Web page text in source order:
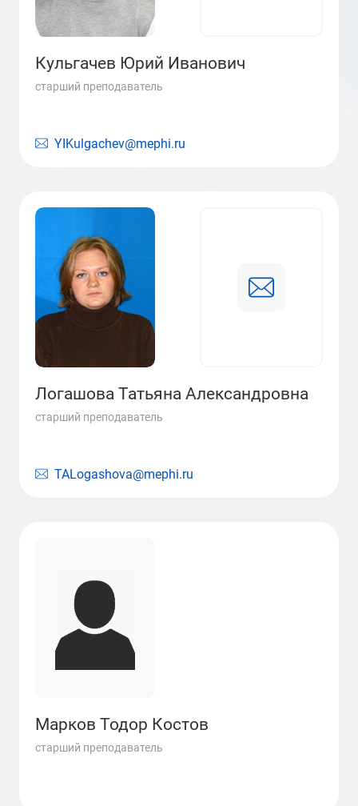
Кульгачев Юрий Иванович
старший преподаватель
YIKulgachev@mephi.ru
Логашова Татьяна Александровна
старший преподаватель
TALogashova@mephi.ru
Марков Тодор Костов
старший преподаватель